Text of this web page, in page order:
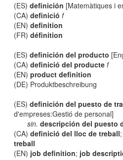
(ES)definición [Matemàtiques i
(CA)definició f
(EN)definition
(FR)définition
(ES)definición del producto
(CA)definició del producte f
(EN)product definition
(DE) Produktbeschreibung
(ES)definición del puesto de
d'empreses:Gestió de personal]
sin. descripción del puesto
(CA)definició del lloc de treball
treball
(EN) job definition; job